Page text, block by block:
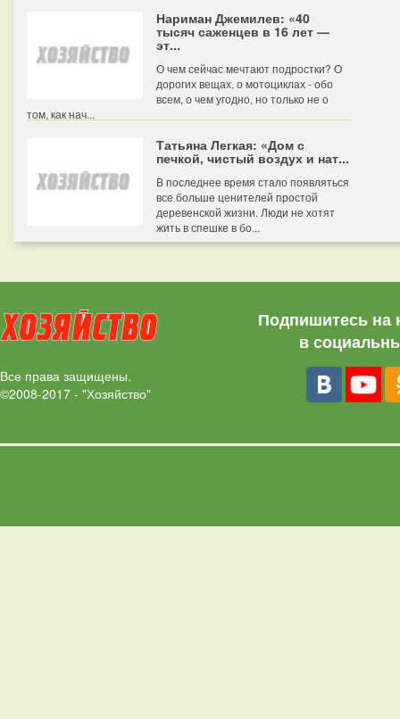
Нариман Джемилев: «40
тысяч саженцев в 16 лет —
эт...
О чем сейчас мечтают подростки? О
дорогих вещах, о мотоциклах - обо
всем, о чем угодно, но только не о
том, как нач...
Татьяна Легкая: «Дом с
печкой, чистый воздух и нат...
В последнее время стало появляться
все больше ценителей простой
деревенской жизни. Люди не хотят
жить в спешке в бо...
Все права защищены.
©2008-2017 - "Хозяйство"
Подпишитесь на
в